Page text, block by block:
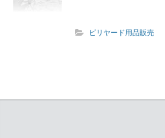
ビリヤード用品販売